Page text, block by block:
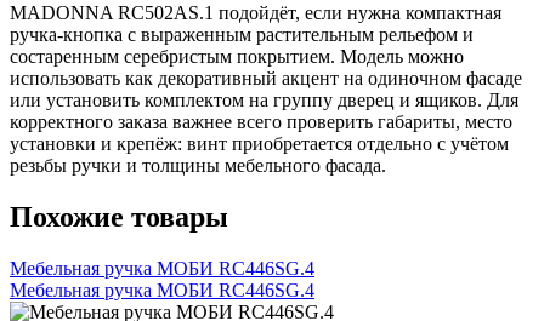
MADONNA RC502AS.1 подойдёт, если нужна компактная
ручка-кнопка с выраженным растительным рельефом и
состаренным серебристым покрытием. Модель можно
использовать как декоративный акцент на одиночном фасаде
или установить комплектом на группу дверец и ящиков. Для
корректного заказа важнее всего проверить габариты, место
установки и крепёж: винт приобретается отдельно с учётом
резьбы ручки и толщины мебельного фасада.
Похожие товары
Мебельная ручка МОБИ RC446SG.4
Мебельная ручка МОБИ RC446SG.4